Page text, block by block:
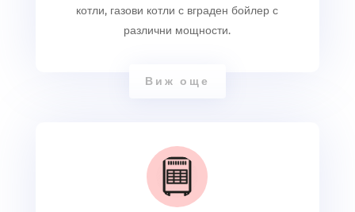
котли, газови котли с вграден бойлер с
различни мощности.
Виж още